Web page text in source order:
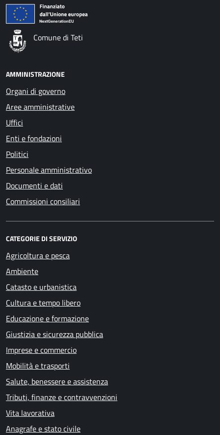
Comune di Teti
AMMINISTRAZIONE
Organi di governo
Aree amministrative
Uffici
Enti e fondazioni
Politici
Personale amministrativo
Documenti e dati
Commissioni consiliari
CATEGORIE DI SERVIZIO
Agricoltura e pesca
Ambiente
Catasto e urbanistica
Cultura e tempo libero
Educazione e formazione
Giustizia e sicurezza pubblica
Imprese e commercio
Mobilità e trasporti
Salute, benessere e assistenza
Tributi, finanze e contravvenzioni
Vita lavorativa
Anagrafe e stato civile